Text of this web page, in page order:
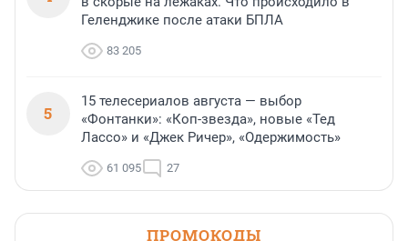
Геленджике после атаки БПЛА
83 205
5
15 телесериалов августа — выбор
«Фонтанки»: «Коп-звезда», новые «Тед
Лассо» и «Джек Ричер», «Одержимость»
61 095 27
ПРОМОКОДЫ